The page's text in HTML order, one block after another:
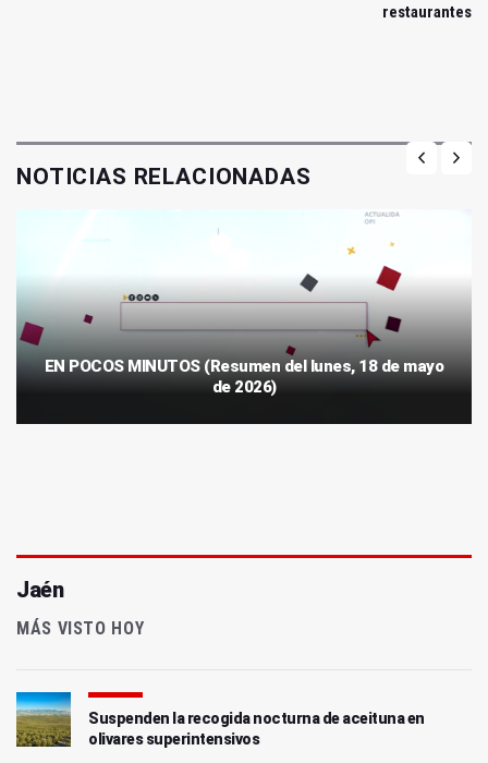
restaurantes
NOTICIAS RELACIONADAS
EN POCOS MINUTOS (Resumen del lunes, 18 de mayo
de 2026)
Jaén
MÁS VISTO HOY
Suspenden la recogida nocturna de aceituna en
olivares superintensivos